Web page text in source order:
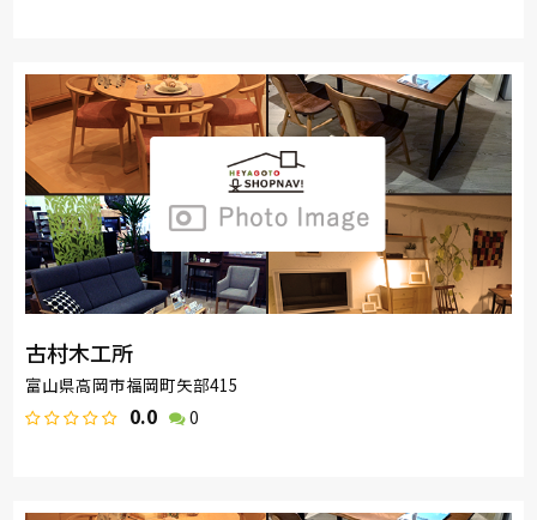
古村木工所
富山県高岡市福岡町矢部415
0.0 0